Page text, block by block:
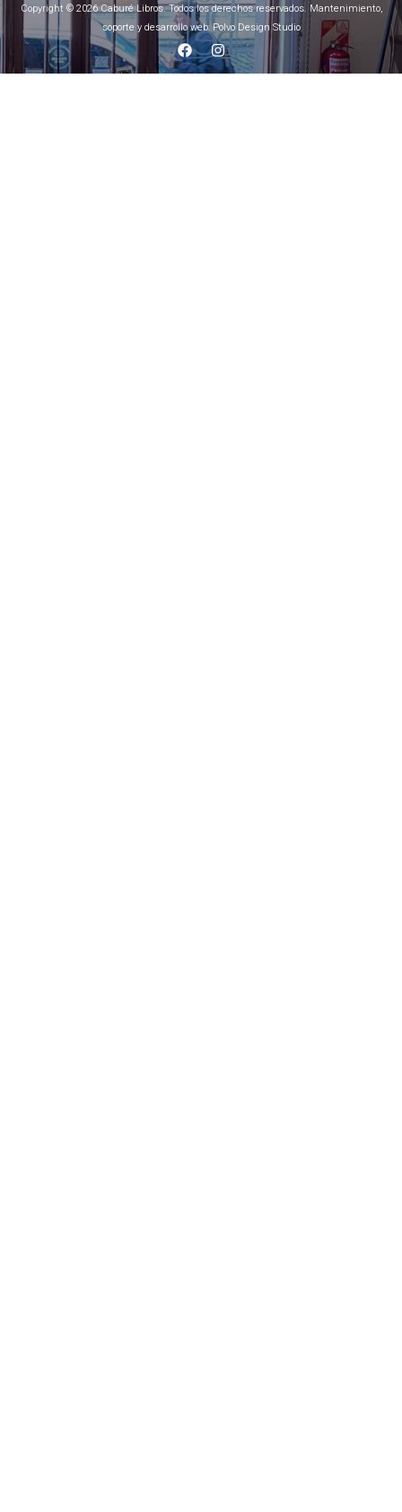
Copyright © 2026 Caburé Libros. Todos los derechos reservados. Mantenimiento,
soporte y desarrollo web: Polvo Design Studio